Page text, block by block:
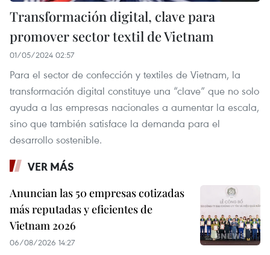
Transformación digital, clave para
promover sector textil de Vietnam
01/05/2024 02:57
Para el sector de confección y textiles de Vietnam, la
transformación digital constituye una “clave” que no solo
ayuda a las empresas nacionales a aumentar la escala,
sino que también satisface la demanda para el
desarrollo sostenible.
VER MÁS
Anuncian las 50 empresas cotizadas
más reputadas y eficientes de
Vietnam 2026
06/08/2026 14:27